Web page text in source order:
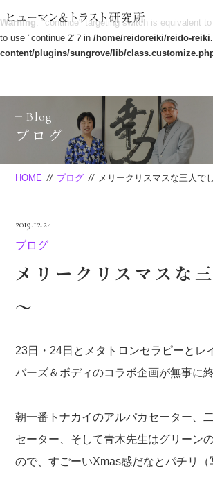
Warning: "continue" targeting switch is equivalent
to use "continue 2"? in /home/reidoreiki/reido-
content/plugins/sungrove/lib/
Blog
ブログ
HOME // ブログ // メリークリスマスな三人で
2019.12.24
ブログ
メリークリスマスな
～
23日・24日とメタトロンセラピーとレ
バーズ＆ボディのコラボ企画が無事に
朝一番トナカイのアルパカセーター、
セーター、そして青木先生はグリーン
ので、すごーいXmas感だなとパチリ